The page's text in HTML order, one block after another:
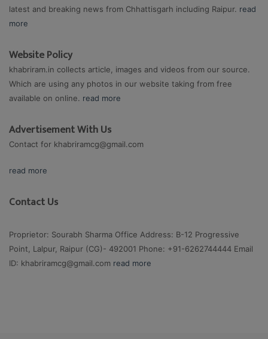
latest and breaking news from Chhattisgarh including Raipur. read
more
Website Policy
khabriram.in collects article, images and videos from our source.
Which are using any photos in our website taking from free
available on online. read more
Advertisement With Us
Contact for khabriramcg@gmail.com
read more
Contact Us
Proprietor: Sourabh Sharma Office Address: B-12 Progressive
Point, Lalpur, Raipur (CG)- 492001 Phone: +91-6262744444 Email
ID: khabriramcg@gmail.com read more